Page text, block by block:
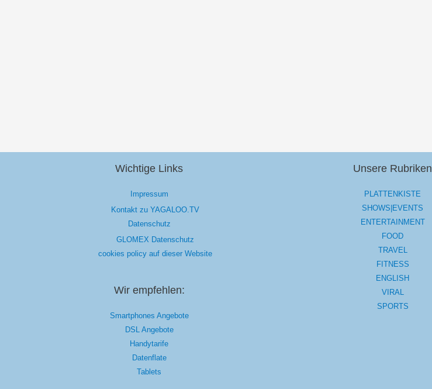
Wichtige Links
Impressum
Kontakt zu YAGALOO.TV
Datenschutz
GLOMEX Datenschutz
cookies policy auf dieser Website
Wir empfehlen:
Smartphones Angebote
DSL Angebote
Handytarife
Datenflate
Tablets
Unsere Rubriken
PLATTENKISTE
SHOWS|EVENTS
ENTERTAINMENT
FOOD
TRAVEL
FITNESS
ENGLISH
VIRAL
SPORTS